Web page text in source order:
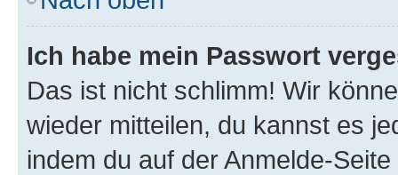
Ich habe mein Passwort
Das ist nicht schlimm! Wir
wieder mitteilen, du kannst es
indem du auf der Anmelde-